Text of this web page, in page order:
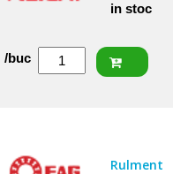
in stoc
Cantitate
/buc
Rulment